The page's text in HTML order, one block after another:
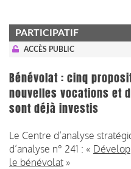
PARTICIPATIF
ACCÈS PUBLIC
Bénévolat : cinq
nouvelles vocations et
sont déjà investis
Le Centre d’analyse
d’analyse n° 241 : «
le bénévolat »